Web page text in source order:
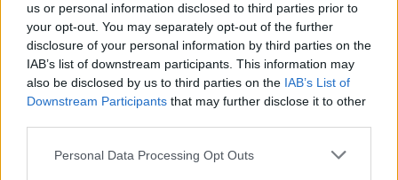
us or personal information disclosed to third parties prior to
your opt-out. You may separately opt-out of the further
disclosure of your personal information by third parties on the
IAB’s list of downstream participants. This information may
also be disclosed by us to third parties on the IAB’s List of
Downstream Participants that may further disclose it to other
Please note that this website/app uses one or more Google
Personal Data Processing Opt Outs
#KULTÚRA #ISKOLA #MÁRCIUS 15 # ÜNNEP
#KÖTELEZŐ # FILM #RÁKAY PHILIP
#PETŐFI SÁNDOR #MOST VAGY SOHA #MOZI